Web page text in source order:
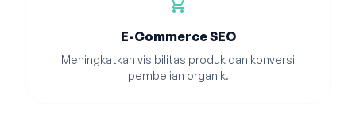
shopping_cart
E-Commerce SEO
Meningkatkan visibilitas produk dan konversi
pembelian organik.